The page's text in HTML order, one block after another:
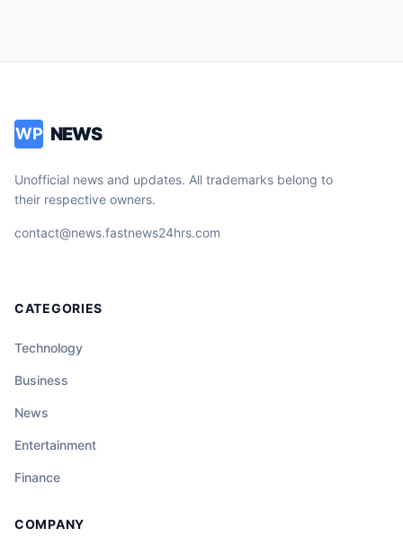
WP NEWS
Unofficial news and updates. All trademarks belong to
their respective owners.
contact@news.fastnews24hrs.com
CATEGORIES
Technology
Business
News
Entertainment
Finance
COMPANY